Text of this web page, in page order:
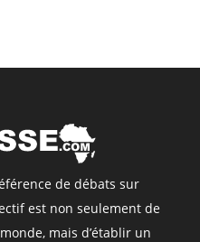
de débats sur
est non seulement de
mais d’établir un